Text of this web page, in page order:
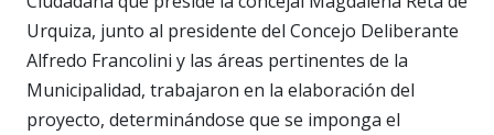
Urquiza, junto al presidente del Concejo Deliberante
Alfredo Francolini y las áreas pertinentes de la
Municipalidad, trabajaron en la elaboración del
proyecto, determinándose que se imponga el